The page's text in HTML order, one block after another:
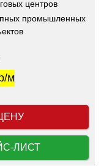
центров
промышленных
м
ЛИСТ